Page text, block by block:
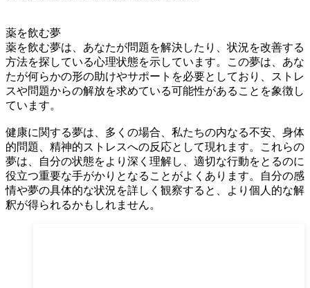
薬を飲む夢
薬を飲む夢は、あなたが問題を解決したり、状況を改善する
方法を探している心理状態を示しています。この夢は、あな
たが何らかの形の助けやサポートを必要としており、ストレ
スや問題からの解放を求めている可能性があることを象徴し
ています。
健康に関する夢は、多くの場合、私たちの内なる不安、身体
的問題、精神的ストレスへの反応として現れます。これらの
夢は、自分の状態をより深く理解し、適切な行動をとるのに
役立つ重要な手がかりとなることがよくあります。自分の感
情や夢の具体的な状況を詳しく観察すると、より個人的な解
釈が得られるかもしれません。